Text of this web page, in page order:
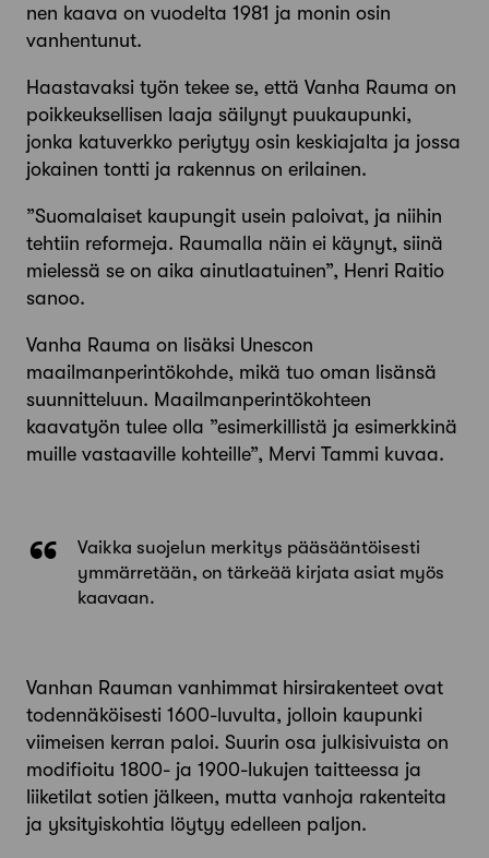
nen kaava on vuodelta 1981 ja monin osin
vanhentunut.
Haastavaksi työn tekee se, että Vanha Rauma on
poikkeuk­sellisen laaja säilynyt puukaupunki,
jonka katuverkko periytyy osin keskiajalta ja jossa
jokainen tontti ja rakennus on erilainen.
”Suomalaiset kaupungit usein paloivat, ja niihin
tehtiin refor­meja. Raumalla näin ei käynyt, siinä
mielessä se on aika ainut­laatuinen”, Henri Raitio
sanoo.
Vanha Rauma on lisäksi Unescon
maailmanperintökohde, mikä tuo oman lisänsä
suunnitteluun. Maailmanperintökohteen
kaavatyön tulee olla ”esimerkillistä ja esimerkkinä
muille vas­taaville kohteille”, Mervi Tammi kuvaa.
Vaikka suojelun merkitys pääsääntöisesti
ymmärretään, on tärkeää kirjata asiat myös
kaavaan.
Vanhan Rauman vanhimmat hirsirakenteet ovat
todennä­köisesti 1600-­luvulta, jolloin kaupunki
viimeisen kerran paloi. Suurin osa julkisivuista on
modifioitu 1800­- ja 1900-­lukujen tait­teessa ja
liiketilat sotien jälkeen, mutta vanhoja rakenteita
ja yksityiskohtia löytyy edelleen paljon.